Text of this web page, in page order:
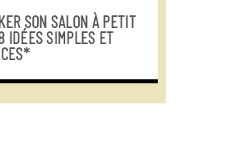
SON SALON À PETIT
IDÉES SIMPLES ET